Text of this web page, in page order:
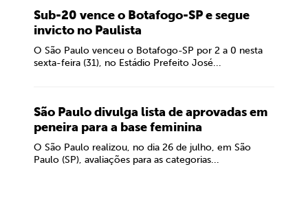
Sub-20 vence o Botafogo-SP e segue
invicto no Paulista
O São Paulo venceu o Botafogo-SP por 2 a 0 nesta
sexta-feira (31), no Estádio Prefeito José...
São Paulo divulga lista de aprovadas em
peneira para a base feminina
O São Paulo realizou, no dia 26 de julho, em São
Paulo (SP), avaliações para as categorias...